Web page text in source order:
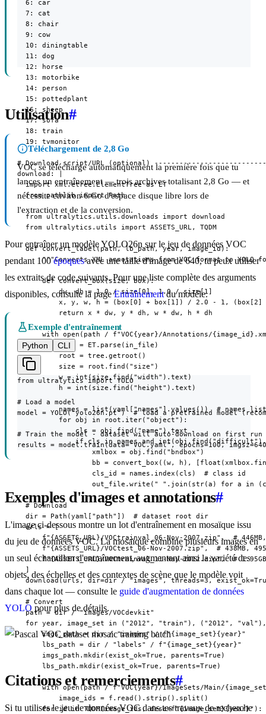
  6: car
  7: cat
  8: chair
  9: cow
  10: diningtable
  11: dog
  12: horse
  13: motorbike
  14: person
  15: pottedplant
  16: sheep
  17: sofa
  18: train
  19: tvmonitor
# Download script/URL (optional)
download: |
  import xml.etree.ElementTree as ET
  from pathlib import Path
  from ultralytics.utils.downloads import download
  from ultralytics.utils import ASSETS_URL, TQDM
  def convert_label(path, lb_path, year, image_id):
"""Converts XML annotations from VOC format to YOLO
      def convert_box(size, box):
          dw, dh = 1.0 / size[0], 1.0 / size[1]
x, y, w, h = (box[0] + box[1]) / 2.0 - 1,
          return x * dw, y * dh, w * dw, h * dh
with open(path / f"VOC{year}/Annotations/
          tree = ET.parse(in_file)
          root = tree.getroot()
          size = root.find("size")
          w = int(size.find("width").text)
          h = int(size.find("height").text)
          names = list(yaml["names"].values())  # names list
          for obj in root.iter("object"):
              cls = obj.find("name").text
if cls in names and
                  xmlbox = obj.find("bndbox")
bb = convert_box((w, h),
                  cls_id = names.index(cls)  # class id
out_file.write(" ".join(str(a) for a in
  # Download
  dir = Path(yaml["path"])  # dataset root dir
  urls = [
f"{ASSETS_URL}/VOCtrainval_06-Nov-2007.zip",  #
f"{ASSETS_URL}/VOCtest_06-Nov-2007.zip",  # 438MB,
f"{ASSETS_URL}/VOCtrainval_11-May-2012.zip",  #
  ]
download(urls, dir=dir / "images", threads=3,
  # Convert
  path = dir / "images/VOCdevkit"
for year, image_set in ("2012", "train"), ("2012",
      imgs_path = dir / "images" / f"{image_set}{year}"
      lbs_path = dir / "labels" / f"{image_set}{year}"
      imgs_path.mkdir(exist_ok=True, parents=True)
      lbs_path.mkdir(exist_ok=True, parents=True)
with open(path / f"VOC{year}/ImageSets/Main/
          image_ids = f.read().strip().split()
      for id in TQDM(image_ids, desc=f"{image_set}{year}"):
Utilisation#
Téléchargement de 2,8 Go
VOC se télécharge automatiquement la première fois que tu
lances un entraînement — trois archives totalisant 2,8 Go — et
nécessite environ 6 Go d'espace disque libre lors de
l'extraction et de la conversion.
Pour entraîner un modèle YOLO26n sur le jeu de données VOC
pendant 100époquesavec une taille d'image de 640, tu peux utiliser
les extraits de code suivants. Pour une liste complète des arguments
disponibles, consulte la pageEntraînementdu modèle.
Exemple d'entraînement
Python
CLI
from ultralytics import YOLO
# Load a model
model = YOLO("yolo26n.pt")  # load a pretrained model
# Train the model - dataset will auto-download on first run
results = model.train(data="VOC.yaml", epochs=100,
Exemples d'images et annotations#
L'image ci-dessous montre un lot d'entraînement en mosaïque issu
du jeu de données VOC. La mosaïque combine plusieurs images en
un seul échantillon d'entraînement, augmentant ainsi la variété des
objets, des échelles et des contextes de scène que le modèle voit
dans chaque lot — consulte le guide d'augmentation de données
YOLO pour plus de détails.
Citations et remerciements#
Si tu utilises le jeu de données VOC dans tes travaux de recherche